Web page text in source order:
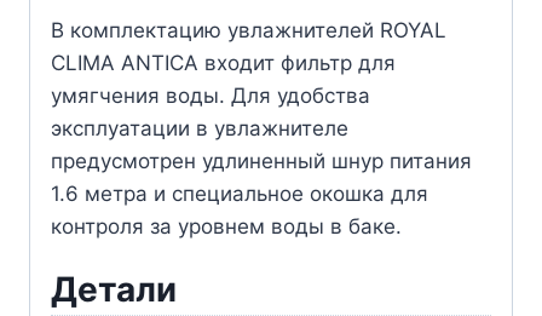
В комплектацию увлажнителей ROYAL
CLIMA ANTICA входит фильтр для
умягчения воды. Для удобства
эксплуатации в увлажнителе
предусмотрен удлиненный шнур питания
1.6 метра и специальное окошка для
контроля за уровнем воды в баке.
Детали